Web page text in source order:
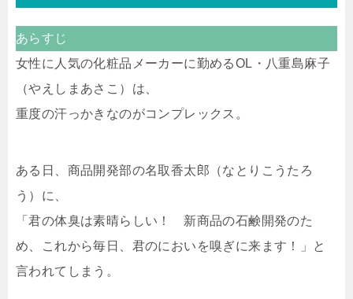
あらすじ
女性に人気の化粧品メーカーに勤めるOL・八重島麻子
（やえしまあさこ）は、
重度の汗っかきなのがコンプレックス。
ある日、商品開発部の名取香太郎（なとりこうたろ
う）に、
「君の体臭は素晴らしい！ 新商品の石鹸開発のた
め、これから毎日、君のにおいを嗅ぎに来ます！」と
言われてしまう。